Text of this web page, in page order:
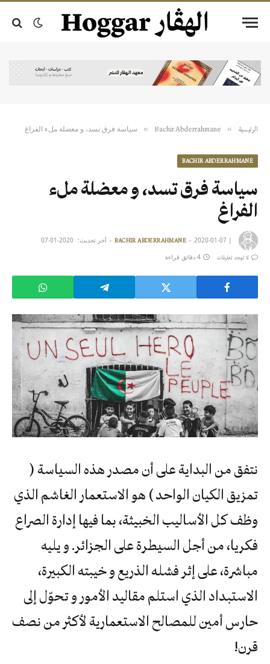
الرئيسية »
Bachir Abderrahmane
» سياسة فرق تسد، و معضلة ملء الفراغ
BACHIR ABDERRAHMANE
سياسة فرق تسد، و معضلة ملء
الفراغ
|
BACHIR ABDERRAHMANE 2020-01-07 آخر تحديث: 2020-01-07
لا توجد تعليقات 4 دقائق قراءة
نتفق من البداية على أن مصدر هذه السياسة (
تمزيق الكيان الواحد ) هو الاستعمار الغاشم الذي
وظف كل الأساليب الخبيثة، بما فيها إدارة الصراع
فكريا، من أجل السيطرة على الجزائر. و يليه
مباشرة، على إثر فشله الذريع و خيبته الكبيرة،
الاستبداد الذي استلم مقاليد الأمور و تحوّل إلى
حارس أمين للمصالح الاستعمارية لأكثر من نصف
قرن!